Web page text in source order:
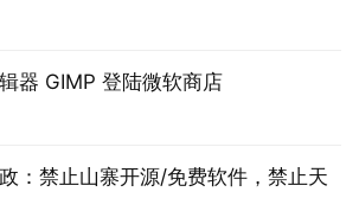
器 GIMP 登陆微软商店
：禁止山寨开源/免费软件，禁止天